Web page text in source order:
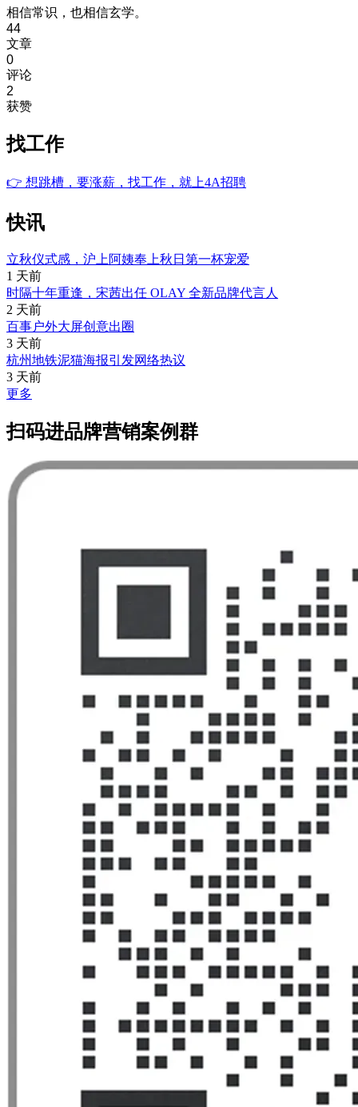
相信常识，也相信玄学。
44
文章
0
评论
2
获赞
找工作
👉 想跳槽，要涨薪，找工作，就上4A招聘
快讯
立秋仪式感，沪上阿姨奉上秋日第一杯宠爱
1 天前
时隔十年重逢，宋茜出任 OLAY 全新品牌代言人
2 天前
百事户外大屏创意出圈
3 天前
杭州地铁泥猫海报引发网络热议
3 天前
更多
扫码进品牌营销案例群